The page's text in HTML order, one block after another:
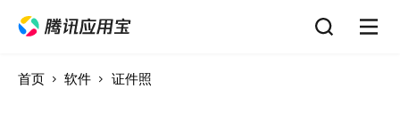
首页 软件 证件照